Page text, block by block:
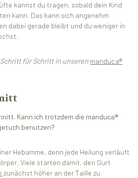
kannst du tragen, sobald dein Kind
kann. Das kann sich angenehm
dabei gerade bleibt und du weniger in
für Schritt in unseren manduca®
Kann ich trotzdem die manduca®
benutzen?
Hebamme, denn jede Heilung verläuft
Viele starten damit, den Gurt
zunächst höher an der Taille zu